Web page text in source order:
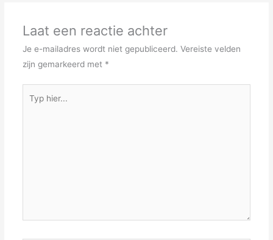
Laat een reactie achter
Je e-mailadres wordt niet gepubliceerd. Vereiste velden
zijn gemarkeerd met *
hier...